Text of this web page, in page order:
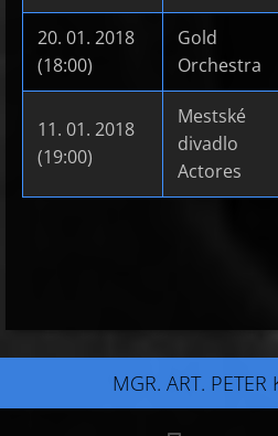
20. 01. 2018
(18:00)
Gold
Orchestra
11. 01. 2018
(19:00)
Mestské
divadlo
Actores
MGR. ART. PETER